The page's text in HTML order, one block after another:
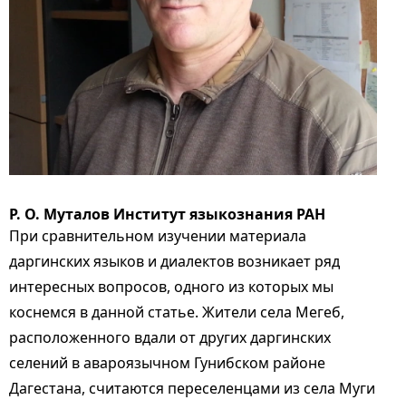
Р. О. Муталов Институт языкознания РАН
При сравнительном изучении материала
даргинских языков и диалектов возникает ряд
интересных вопросов, одного из которых мы
коснемся в данной статье. Жители села Мегеб,
расположенного вдали от других даргинских
селений в авароязычном Гунибском районе
Дагестана, считаются переселенцами из села Муги